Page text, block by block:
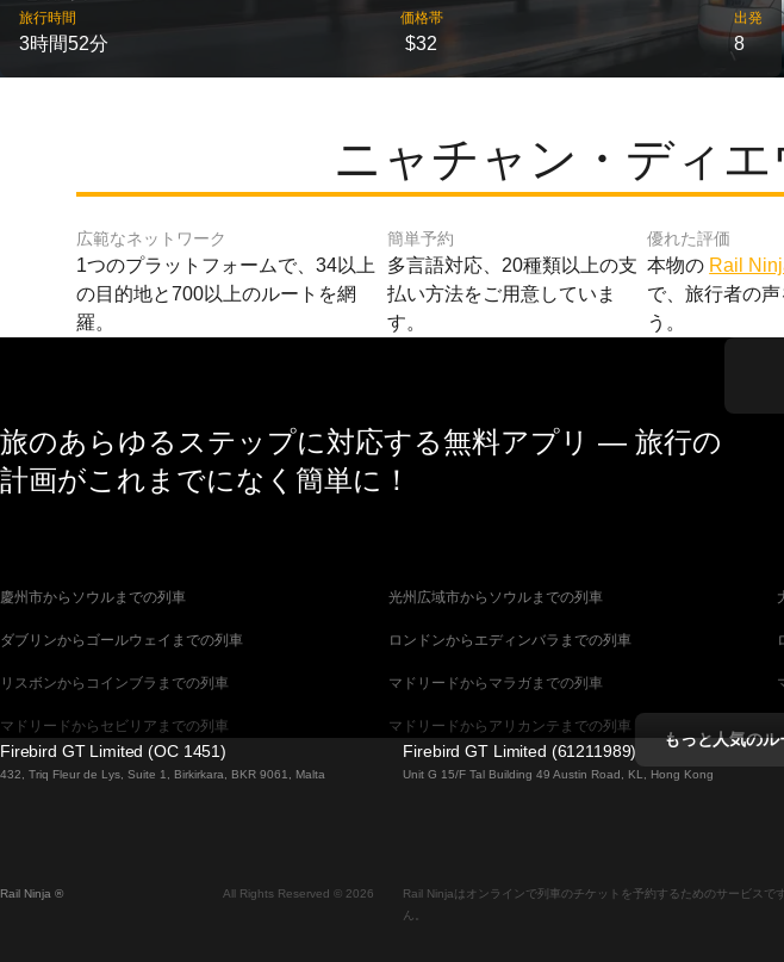
旅行時間
3時間52分
価格帯
$32
出発
8
ニャチャン・ディ
広範なネットワーク
1つのプラットフォームで、34以上
の目的地と700以上のルートを網
羅。
簡単予約
多言語対応、20種類以上の支
払い方法をご用意していま
す。
優れた評価
本物の Rail
で、旅行者の
う。
旅のあらゆるステップに対応する無料アプリ — 旅行の
計画がこれまでになく簡単に！
慶州市からソウルまでの列車 光州広域市からソウルまでの列車
ダブリンからゴールウェイまでの列車 ロンドンからエディンバラまでの列車
リスボンからコインブラまでの列車 マドリードからマラガまでの列車
マドリードからセビリアまでの列車 マドリードからアリカンテまでの列車
バルセロナからセビリアまでの列車 バルセロナからマラガまでの列車
エディンバラからロンドンまでの列車 ザルツブルクからウィーンまでの列車
もっと人気のル
Firebird GT Limited (OC 1451)
432, Triq Fleur de Lys, Suite 1, Birkirkara, BKR 9061, Malta
Firebird GT Limited (61211989)
Unit G 15/F Tal Building 49 Austin Road, KL, Hong Kong
Rail Ninja ® All Rights Reserved © 2026
Rail Ninjaはオンラインで列車のチケットを予約するためのサービス
ん。